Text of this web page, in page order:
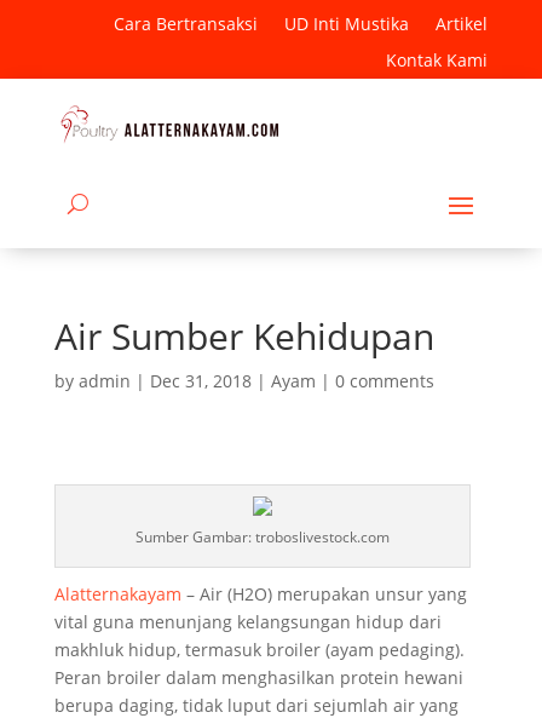
Cara Bertransaksi UD Inti Mustika
Artikel
Kontak Kami
Air Sumber Kehidupan
by admin | Dec 31, 2018| Ayam | 0 comments
Sumber Gambar: troboslivestock.com
Alatternakayam – Air (H2O) merupakan unsur yang
vital guna menunjang kelangsungan hidup dari
makhluk hidup, termasuk broiler (ayam pedaging).
Peran broiler dalam menghasilkan protein hewani
berupa daging, tidak luput dari sejumlah air yang